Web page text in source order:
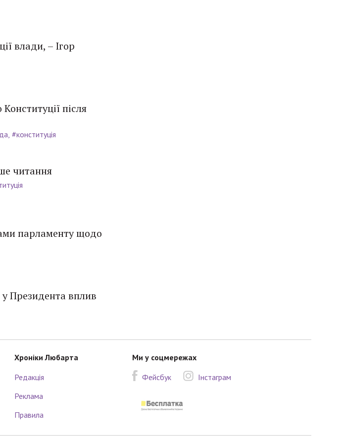
влади, – Ігор
після
#конституція
читання
парламенту щодо
Президента вплив
Хроніки Любарта
Редакція
Реклама
Правила
Ми у соцмережах
Фейсбук
Інстаграм